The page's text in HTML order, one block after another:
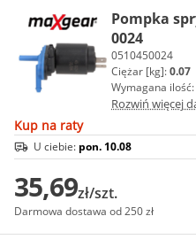
Pompka
0024
0510450024
Ciężar [kg]:0.07
Wymagana ilość:
Rozwiń więcej
Kup na raty
U ciebie: pon. 10.08
35,69zł/szt.
Darmowa dostawa od 250 zł